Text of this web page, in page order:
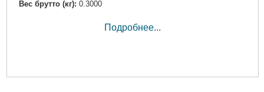
Вес брутто (кг): 0.3000
Подробнее...